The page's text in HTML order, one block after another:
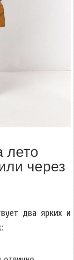
лето
через
два ярких и